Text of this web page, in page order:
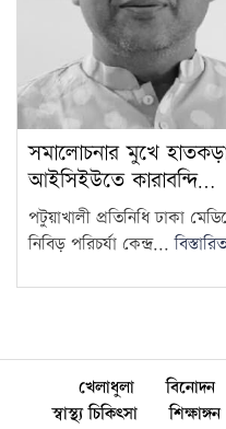
সমালোচনার মুখে
আইসিইউতে কারাবন্দি…
পটুয়াখালী প্রতিনিধি ঢাকা
নিবিড় পরিচর্যা কেন্দ্র...বিস্তারিত
খেলাধুলা বিনোদন
স্বাস্থ্য চিকিৎসা
শিক্ষাঙ্গন